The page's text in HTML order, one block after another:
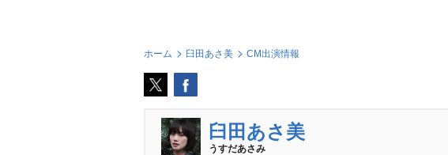
ホーム 臼田あさ美 CM出演情報
臼田あさ美
うすだあさみ